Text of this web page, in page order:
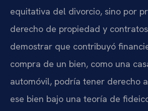
equitativa del divorcio, sino por
derecho de propiedad y
demostrar que contribuyó
compra de un bien, como una
automóvil, podría tener derecho
ese bien bajo una teoría de